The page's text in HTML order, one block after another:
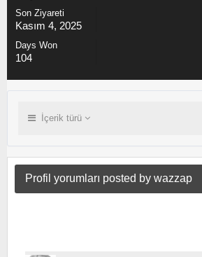
Son Ziyareti
Kasım 4, 2025
Days Won
104
İçerik türü
Profil yorumları posted by wazzap